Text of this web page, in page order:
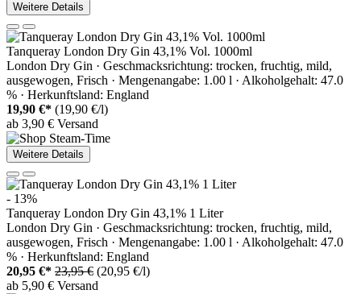
Weitere Details
Tanqueray London Dry Gin 43,1% Vol. 1000ml
London Dry Gin · Geschmacksrichtung: trocken, fruchtig, mild,
ausgewogen, Frisch · Mengenangabe: 1.00 l · Alkoholgehalt: 47.0
% · Herkunftsland: England
19,90 €* (19,90 €/l)
ab 3,90 € Versand
Weitere Details
- 13%
Tanqueray London Dry Gin 43,1% 1 Liter
London Dry Gin · Geschmacksrichtung: trocken, fruchtig, mild,
ausgewogen, Frisch · Mengenangabe: 1.00 l · Alkoholgehalt: 47.0
% · Herkunftsland: England
20,95 €* 23,95 € (20,95 €/l)
ab 5,90 € Versand